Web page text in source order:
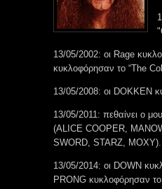
13/05/2002: οι Rage
κυκλοφόρησαν το “The
13/05/2008: οι DOKKEN
13/05/2011: πεθαίνει ο
(ALICE COOPER,
SWORD, STARZ, MOXY).
13/05/2014: οι DOWN
PRONG κυκλοφόρησαν